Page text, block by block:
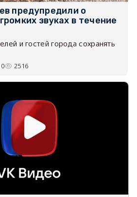
предупредили о
звуках в течение
и гостей города сохранять
0 2516